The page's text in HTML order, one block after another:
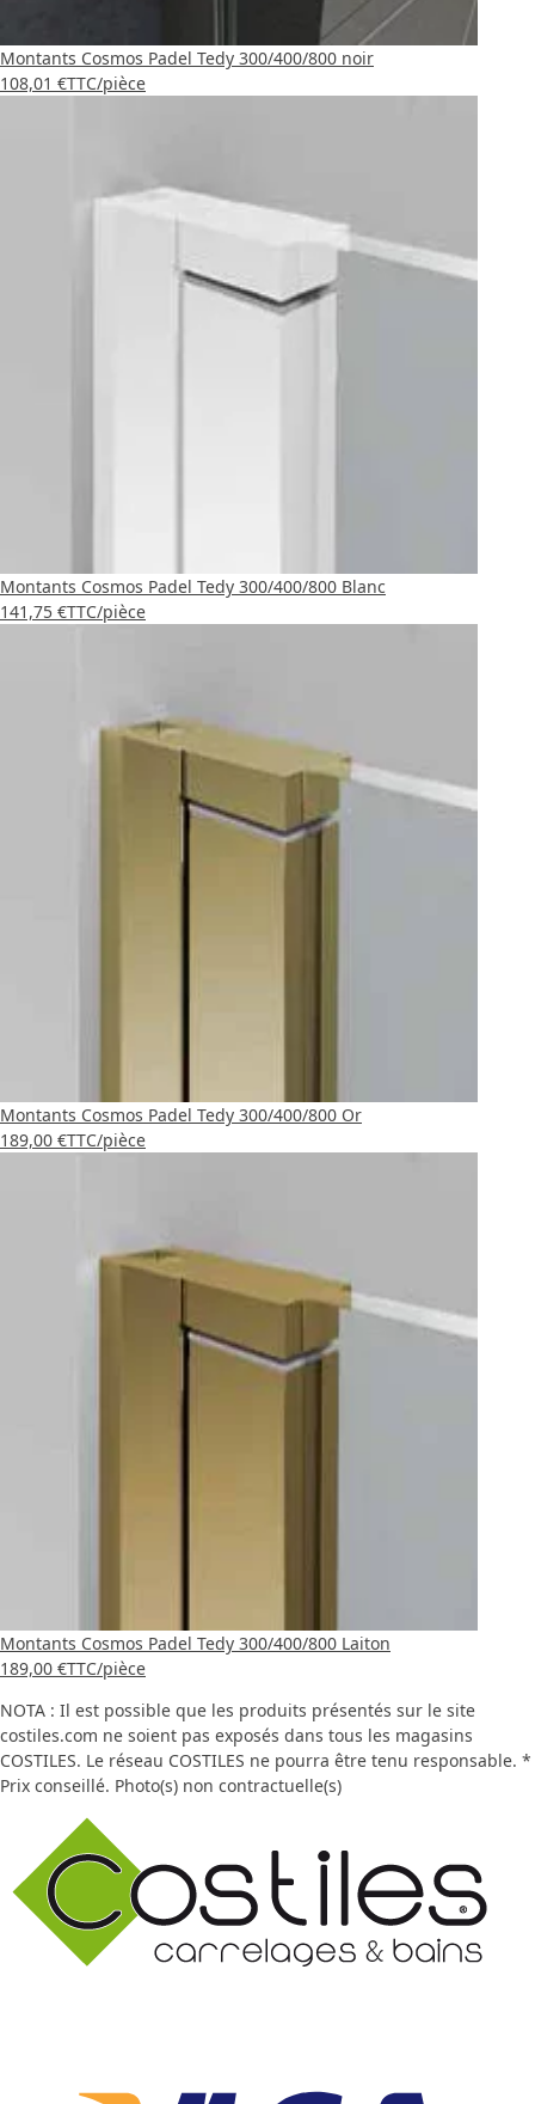
Montants Cosmos Padel Tedy 300/400/800 noir
108,01 €TTC/pièce
Montants Cosmos Padel Tedy 300/400/800 Blanc
141,75 €TTC/pièce
Montants Cosmos Padel Tedy 300/400/800 Or
189,00 €TTC/pièce
Montants Cosmos Padel Tedy 300/400/800 Laiton
189,00 €TTC/pièce
NOTA : Il est possible que les produits présentés sur le site
costiles.com ne soient pas exposés dans tous les magasins
COSTILES. Le réseau COSTILES ne pourra être tenu responsable. *
Prix conseillé. Photo(s) non contractuelle(s)